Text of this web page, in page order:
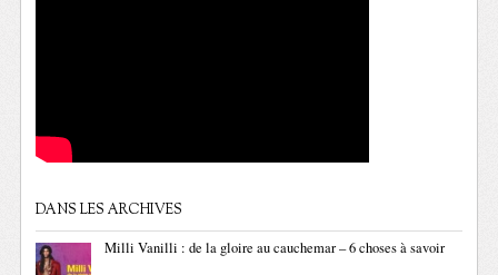
DANS LES ARCHIVES
Milli Vanilli : de la gloire au cauchemar – 6 choses à savoir